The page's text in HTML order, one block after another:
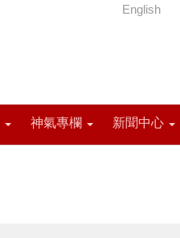
神氣專欄 新聞中心
English